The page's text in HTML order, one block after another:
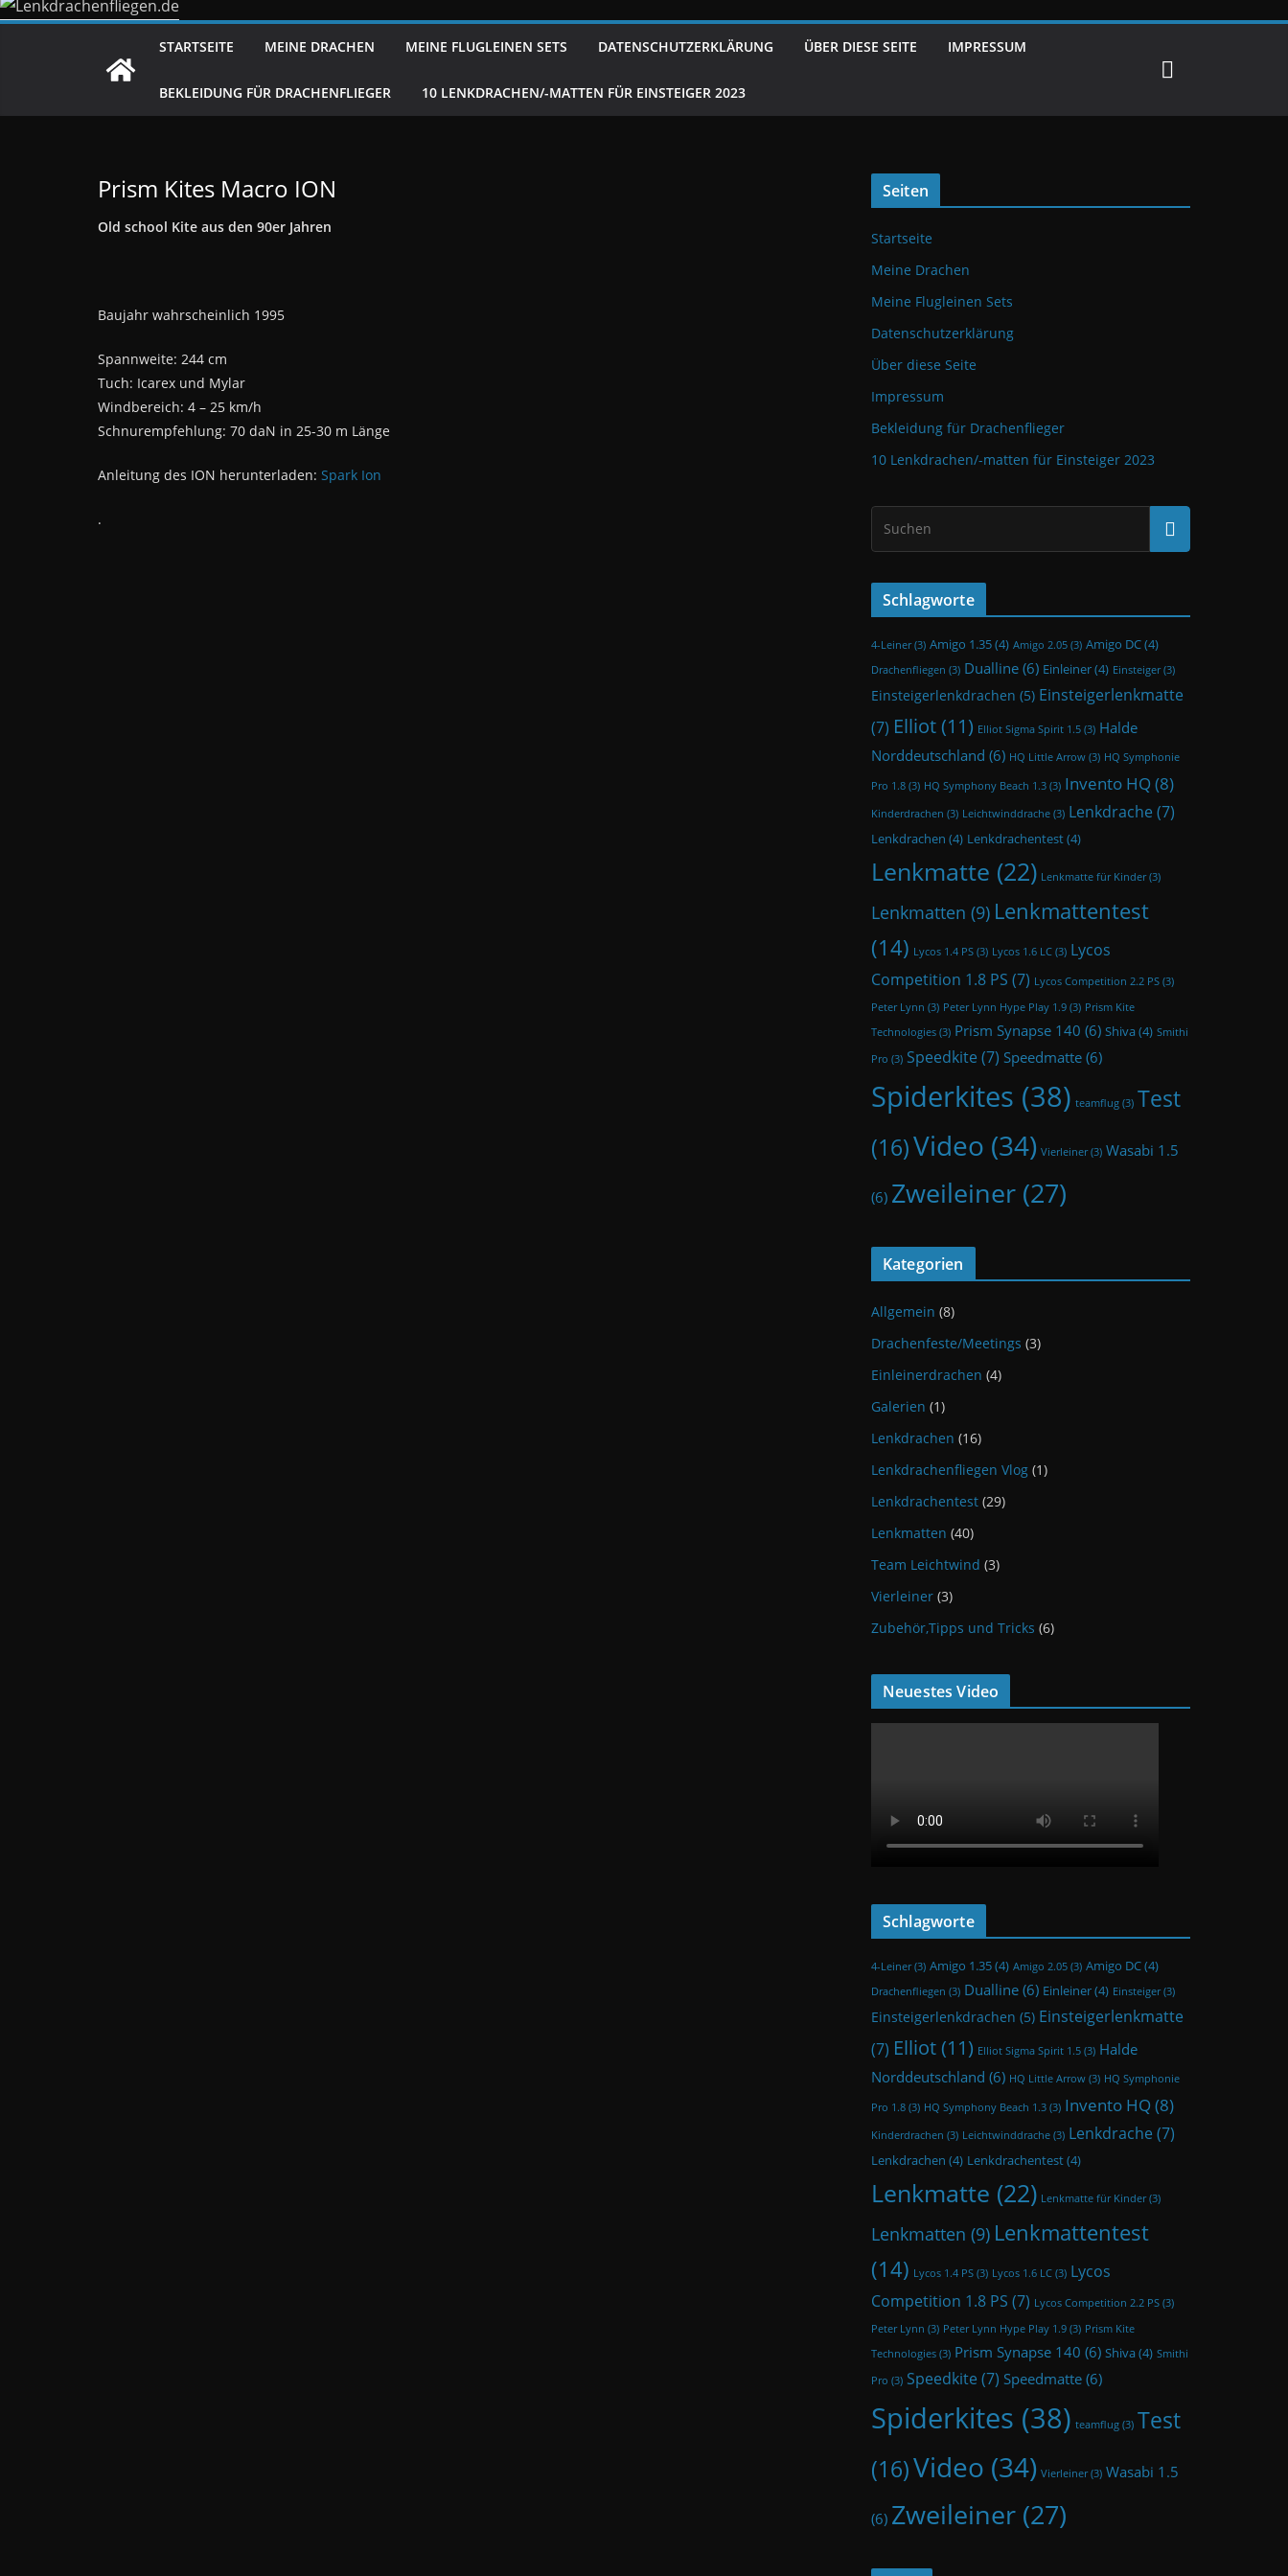
STARTSEITE MEINE DRACHEN MEINE FLUGLEINEN SETS DATENSCHUTZERKLÄRUNG ÜBER DIESE SEITE IMPRESSUM
BEKLEIDUNG FÜR DRACHENFLIEGER 10 LENKDRACHEN/-MATTEN FÜR EINSTEIGER 2023
Prism Kites Macro ION
Old school Kite aus den 90er Jahren
Baujahr wahrscheinlich 1995
Spannweite: 244 cm
Tuch: Icarex und Mylar
Windbereich: 4 – 25 km/h
Schnurempfehlung: 70 daN in 25-30 m Länge
Anleitung des ION herunterladen: Spark Ion
.
Seiten
Startseite
Meine Drachen
Meine Flugleinen Sets
Datenschutzerklärung
Über diese Seite
Impressum
Bekleidung für Drachenflieger
10 Lenkdrachen/-matten für Einsteiger 2023
Schlagworte
4-Leiner(3) Amigo 1.35(4) Amigo 2.05 (3) Amigo DC(4)
Drachenfliegen (3) Dualline(6) Einleiner(4) Einsteiger(3)
Einsteigerlenkdrachen (5) Einsteigerlenkmatte
(7) Elliot(11) Elliot Sigma Spirit 1.5 (3) Halde
Norddeutschland (6) HQ Little Arrow (3) HQ Symphonie
Pro 1.8 (3) HQ Symphony Beach 1.3 (3) Invento HQ(8)
Kinderdrachen (3) Leichtwinddrache (3) Lenkdrache (7)
Lenkdrachen (4) Lenkdrachentest(4)
Lenkmatte (22) Lenkmatte für Kinder(3)
Lenkmatten (9) Lenkmattentest
(14) Lycos 1.4 PS (3) Lycos 1.6 LC (3) Lycos
Competition 1.8 PS (7) Lycos Competition 2.2 PS (3)
Peter Lynn (3) Peter Lynn Hype Play 1.9 (3) Prism Kite
Technologies (3) Prism Synapse 140 (6) Shiva(4) Smithi
Pro (3) Speedkite (7) Speedmatte(6)
Spiderkites (38) teamflug (3) Test
(16)Video (34) Vierleiner(3) Wasabi 1.5
(6) Zweileiner (27)
Kategorien
Allgemein (8)
Drachenfeste/Meetings (3)
Einleinerdrachen (4)
Galerien (1)
Lenkdrachen (16)
Lenkdrachenfliegen Vlog (1)
Lenkdrachentest (29)
Lenkmatten (40)
Team Leichtwind (3)
Vierleiner (3)
Zubehör,Tipps und Tricks (6)
Neuestes Video
Schlagworte
4-Leiner(3) Amigo 1.35(4) Amigo 2.05 (3) Amigo DC(4)
Drachenfliegen (3) Dualline(6) Einleiner(4) Einsteiger(3)
Einsteigerlenkdrachen (5) Einsteigerlenkmatte
(7) Elliot(11) Elliot Sigma Spirit 1.5 (3) Halde
Norddeutschland (6) HQ Little Arrow (3) HQ Symphonie
Pro 1.8 (3) HQ Symphony Beach 1.3 (3) Invento HQ(8)
Kinderdrachen (3) Leichtwinddrache (3) Lenkdrache (7)
Lenkdrachen (4) Lenkdrachentest(4)
Lenkmatte (22) Lenkmatte für Kinder(3)
Lenkmatten (9) Lenkmattentest
(14) Lycos 1.4 PS (3) Lycos 1.6 LC (3) Lycos
Competition 1.8 PS (7) Lycos Competition 2.2 PS (3)
Peter Lynn (3) Peter Lynn Hype Play 1.9 (3) Prism Kite
Technologies (3) Prism Synapse 140 (6) Shiva(4) Smithi
Pro (3) Speedkite (7) Speedmatte(6)
Spiderkites (38) teamflug (3) Test
(16)Video (34) Vierleiner(3) Wasabi 1.5
(6) Zweileiner (27)